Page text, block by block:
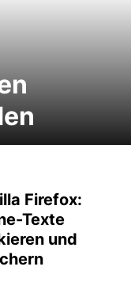
Firefox:
Texte
und